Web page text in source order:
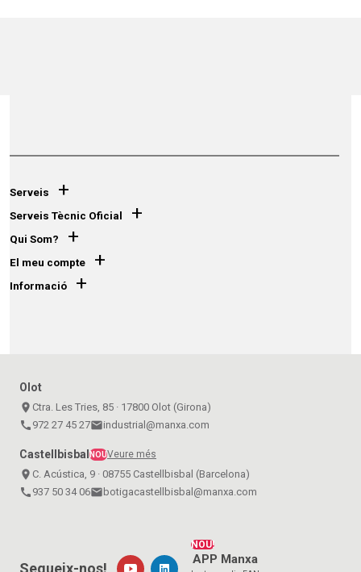
Serveis +
Serveis Tècnic Oficial +
Qui Som? +
El meu compte +
Informació +
Olot
place Ctra. Les Tries, 85 · 17800 Olot (Girona)
call 972 27 45 27emailindustrial@manxa.com
CastellbisbalNOUVeure més
place C. Acústica, 9 · 08755 Castellbisbal (Barcelona)
call 937 50 34 06emailbotigacastellbisbal@manxa.com
NOU!
APP Manxa
Segueix-nos!